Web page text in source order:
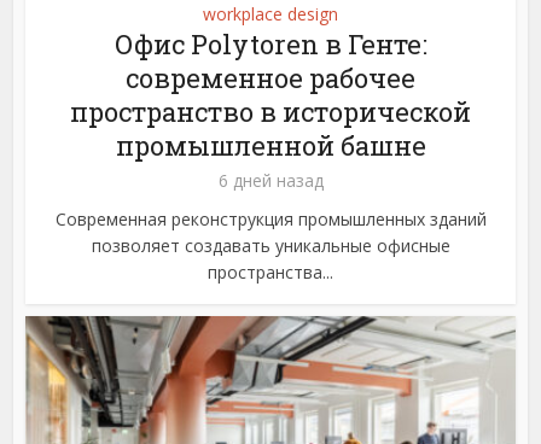
workplace design
Офис Polytoren в Генте:
современное рабочее
пространство в исторической
промышленной башне
6 дней назад
Современная реконструкция промышленных зданий
позволяет создавать уникальные офисные
пространства...